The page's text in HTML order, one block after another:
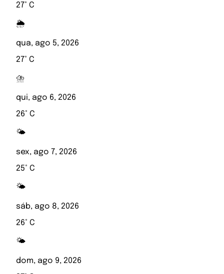
27° C
🌦️
qua, ago 5, 2026
27° C
⛈️
qui, ago 6, 2026
26° C
🌤️
sex, ago 7, 2026
25° C
🌤️
sáb, ago 8, 2026
26° C
🌤️
dom, ago 9, 2026